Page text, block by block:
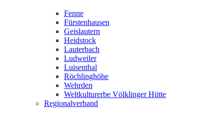
Fenne
Fürstenhausen
Geislautern
Heidstock
Lauterbach
Ludweiler
Luisenthal
Röchlinghöhe
Wehrden
Weltkulturerbe Völklinger Hütte
Regionalverband